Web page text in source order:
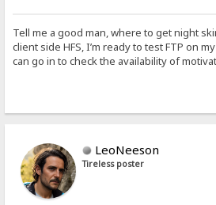
Tell me a good man, where to get night
client side HFS, I’m ready to test FTP on
can go in to check the availability of
LeoNeeson
Tireless poster